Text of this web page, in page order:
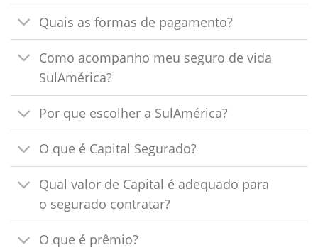
Quais as formas de pagamento?
Como acompanho meu seguro de vida
SulAmérica?
Por que escolher a SulAmérica?
O que é Capital Segurado?
Qual valor de Capital é adequado para
o segurado contratar?
O que é prêmio?